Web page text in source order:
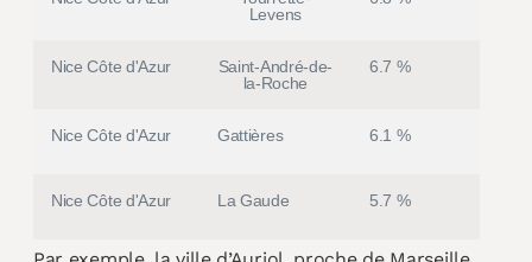
Levens
Nice Côte d'Azur
Saint-André-de-
la-Roche
6.7 %
Nice Côte d'Azur Gattières 6.1 %
Nice Côte d'Azur La Gaude 5.7 %